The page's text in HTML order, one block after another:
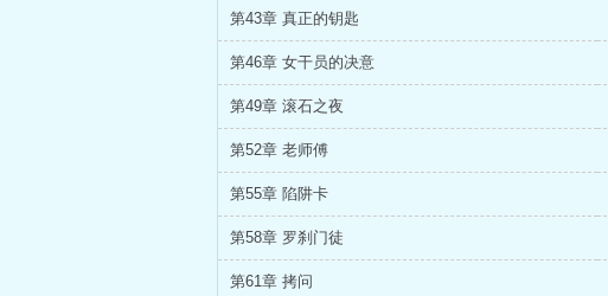
第43章 真正的钥匙
第46章 女干员的决意
第49章 滚石之夜
第52章 老师傅
第55章 陷阱卡
第58章 罗刹门徒
第61章 拷问